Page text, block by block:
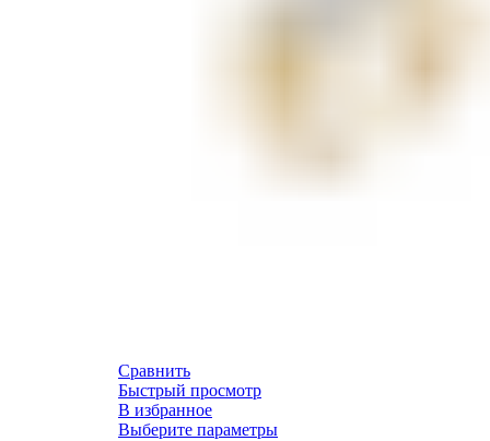
Сравнить
Быстрый просмотр
В избранное
Выберите параметры